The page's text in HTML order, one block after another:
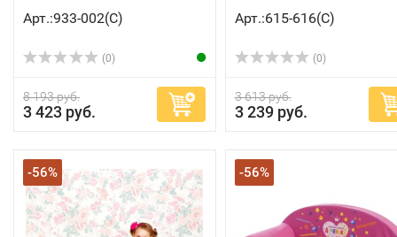
Арт.:933-002(C)
(0)
8 193 руб.
3 423 руб.
Арт.:615-616(C)
(0)
3 613 руб.
3 239 руб.
-56% -56%